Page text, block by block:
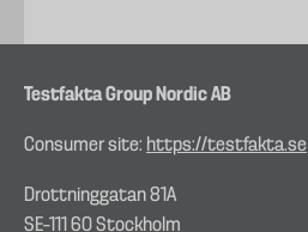
Testfakta Group Nordic AB
Consumer site: https://testfakta.se
Drottninggatan 81A
SE–111 60 Stockholm